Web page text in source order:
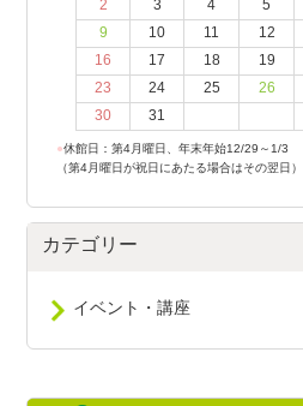
2
3 4 5
9
10 11 12
16
17 18 19
23
24 25 26
30
31
●休館日：第4月曜日、年末年始12/29～1/3
（第4月曜日が祝日にあたる場合はその翌日）
カテゴリー
イベント・講座